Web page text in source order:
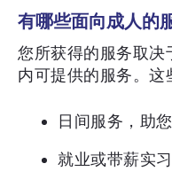
有哪些面向成人的
您所获得的服务取决
内可提供的服务。这
日间服务，助
就业或带薪实习